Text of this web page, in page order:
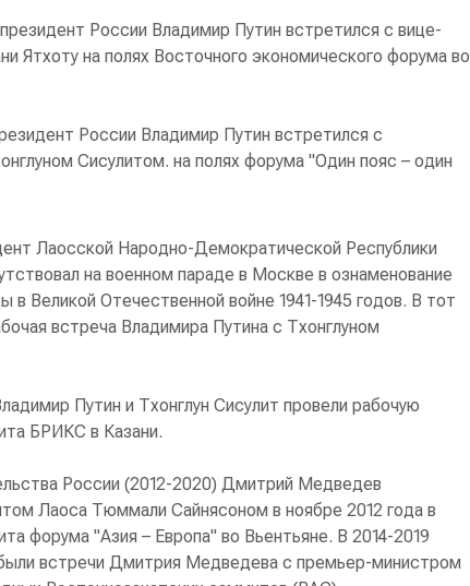
России Владимир Путин встретился с вице-
Ятхоту на полях Восточного экономического форума во
России Владимир Путин встретился с
Сисулитом. на полях форума "Один пояс – один
Лаосской Народно-Демократической Республики
на военном параде в Москве в ознаменование
Великой Отечественной войне 1941-1945 годов. В тот
встреча Владимира Путина с Тхонглуном
Путин и Тхонглун Сисулит провели рабочую
БРИКС в Казани.
России (2012-2020) Дмитрий Медведев
Лаоса Тюммали Сайнясоном в ноябре 2012 года в
форума "Азия – Европа" во Вьентьяне. В 2014-2019
встречи Дмитрия Медведева с премьер-министром